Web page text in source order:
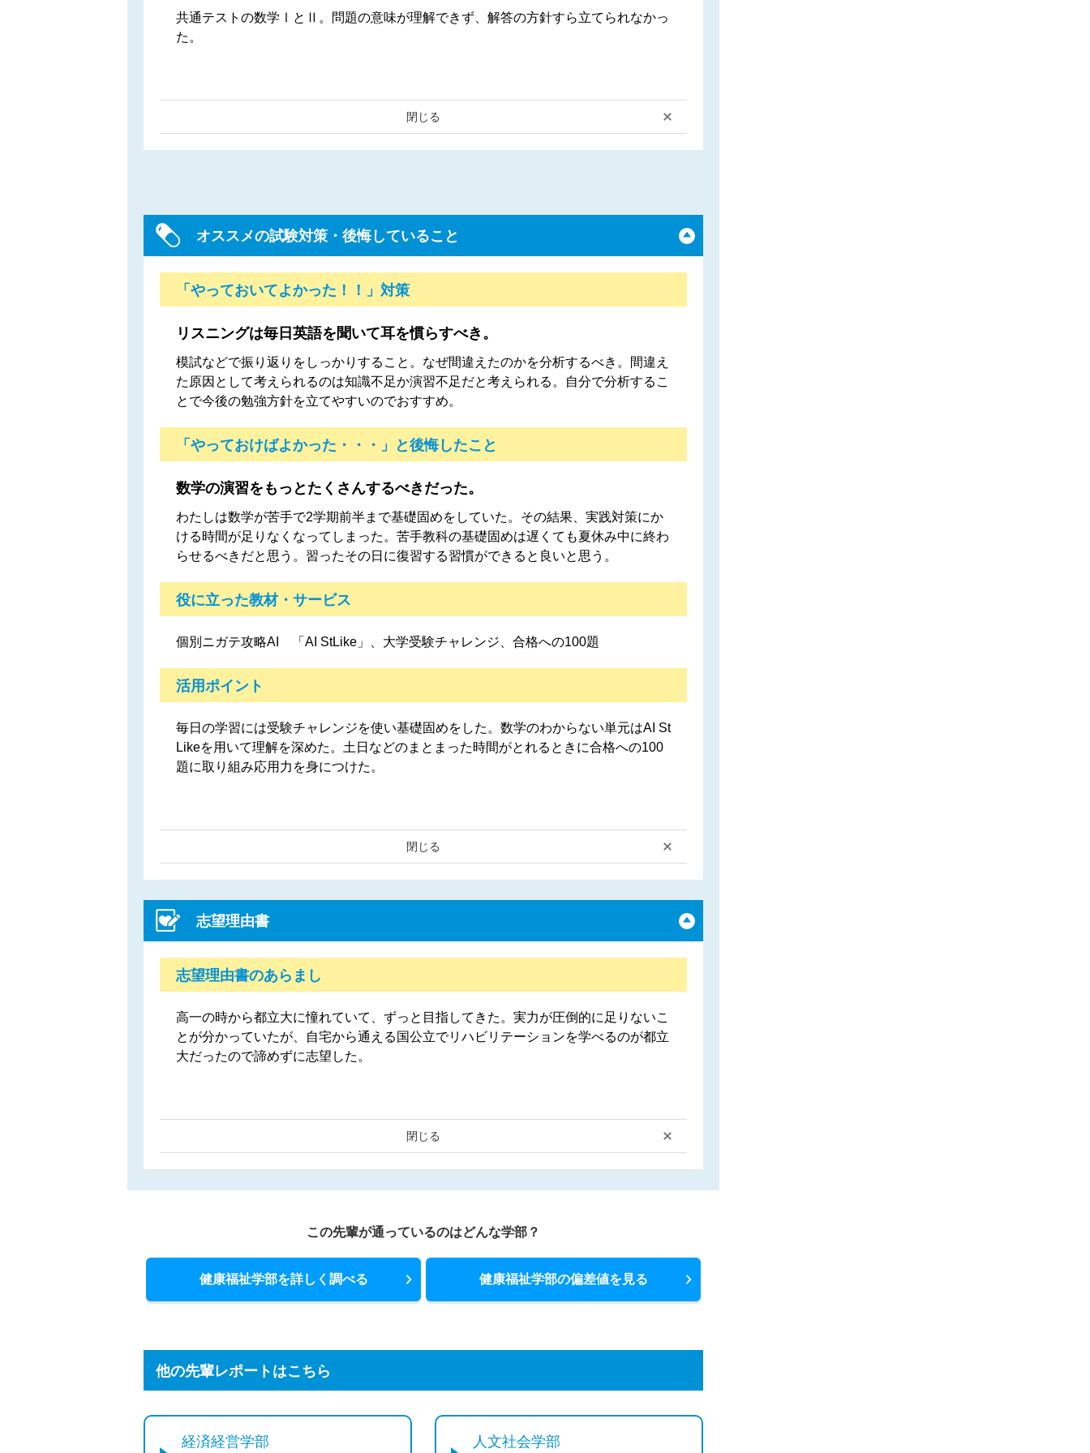
共通テストの数学ⅠとⅡ。問題の意味が理解できず、解答の方針すら立てられなかっ
た。
閉じる
オススメの試験対策・後悔していること
「やっておいてよかった！！」対策
リスニングは毎日英語を聞いて耳を慣らすべき。
模試などで振り返りをしっかりすること。なぜ間違えたのかを分析するべき。間違え
た原因として考えられるのは知識不足か演習不足だと考えられる。自分で分析するこ
とで今後の勉強方針を立てやすいのでおすすめ。
「やっておけばよかった・・・」と後悔したこと
数学の演習をもっとたくさんするべきだった。
わたしは数学が苦手で2学期前半まで基礎固めをしていた。その結果、実践対策にか
ける時間が足りなくなってしまった。苦手教科の基礎固めは遅くても夏休み中に終わ
らせるべきだと思う。習ったその日に復習する習慣ができると良いと思う。
役に立った教材・サービス
個別ニガテ攻略AI 「AI StLike」、大学受験チャレンジ、合格への100題
活用ポイント
毎日の学習には受験チャレンジを使い基礎固めをした。数学のわからない単元はAI St
Likeを用いて理解を深めた。土日などのまとまった時間がとれるときに合格への100
題に取り組み応用力を身につけた。
閉じる
志望理由書
志望理由書のあらまし
高一の時から都立大に憧れていて、ずっと目指してきた。実力が圧倒的に足りないこ
とが分かっていたが、自宅から通える国公立でリハビリテーションを学べるのが都立
大だったので諦めずに志望した。
閉じる
この先輩が通っているのはどんな学部？
健康福祉学部を詳しく調べる 健康福祉学部の偏差値を見る
他の先輩レポートはこちら
経済経営学部 人文社会学部